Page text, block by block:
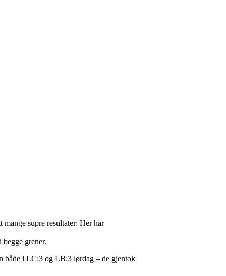
supre resultater: Her har
grener.
både i LC:3 og LB:3 lørdag – de gjentok